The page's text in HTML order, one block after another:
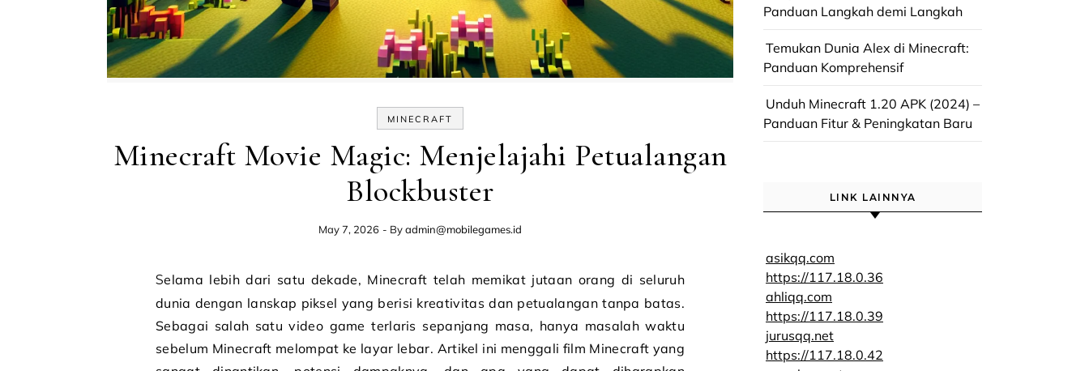
MINECRAFT
Minecraft Movie Magic: Menjelajahi Petualangan
Blockbuster
May 7, 2026 - Byadmin@mobilegames.id
Selama lebih dari satu dekade, Minecraft telah memikat jutaan orang di seluruh
dunia dengan lanskap piksel yang berisi kreativitas dan petualangan tanpa batas.
Sebagai salah satu video game terlaris sepanjang masa, hanya masalah waktu
sebelum Minecraft melompat ke layar lebar. Artikel ini menggali film Minecraft yang
Panduan Langkah demi Langkah
Temukan Dunia Alex di Minecraft:
Panduan Komprehensif
Unduh Minecraft 1.20 APK (2024) –
Panduan Fitur & Peningkatan Baru
LINK LAINNYA
asikqq.com
https://117.18.0.36
ahliqq.com
https://117.18.0.39
jurusqq.net
https://117.18.0.42